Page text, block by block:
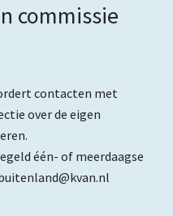
commissie
contacten met
over de eigen
één- of meerdaagse